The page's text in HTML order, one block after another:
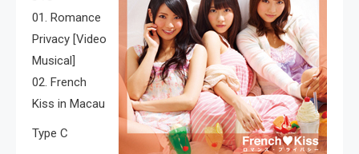
01. Romance
Privacy [Video
Musical]
02. French
Kiss in Macau
Type C